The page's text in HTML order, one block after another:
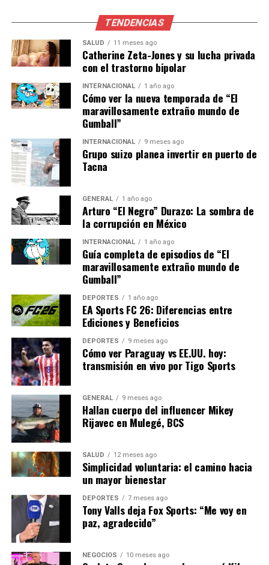
Además, estudios recientes han demostrado que las
vacunas son efectivas contra las variantes del virus, lo
que refuerza la importancia de vacunar a la mayor
cantidad de personas posible.
Implicaciones y Futuro
La expansión de la campaña de vacunación podría tener
escuelas y la recuperación económica del país. Con más
estudiantes vacunados, las escuelas pueden operar de
manera más segura, lo que a su vez permite a los padres
El gobierno también espera que una mayor tasa de
vacunación ayude a mitigar futuras olas de infecciones,
especialmente durante los meses de invierno. “Nuestro
objetivo es proteger a la población y asegurar que el
país pueda volver a la normalidad lo antes posible”,
Próximos Pasos
El gobierno ha establecido un cronograma para la
implementación de esta nueva fase de vacunación, que
comenzará en las principales ciudades antes de
expandirse a áreas rurales. Se han habilitado más
centros de vacunación y se ha lanzado una campaña de
concienciación para informar a los padres y jóvenes
sobre la importancia de la vacunación.
Con la esperanza de que estas medidas contribuyan a un
descenso en los casos de COVID-19, México se prepara
para un futuro más seguro y saludable. La comunidad
internacional observa de cerca, ya que el éxito de esta
campaña podría servir como modelo para otros países
en la región.
NOTICIAS RELACIONADAS:
TENDENCIAS
SALUD 11 meses ago
Catherine Zeta-Jones y su lucha privada
con el trastorno bipolar
INTERNACIONAL 1 año ago
Cómo ver la nueva temporada de “El
maravillosamente extraño mundo de
Gumball”
INTERNACIONAL 9 meses ago
Grupo suizo planea invertir en puerto de
Tacna
GENERAL 1 año ago
Arturo “El Negro” Durazo: La sombra de
la corrupción en México
INTERNACIONAL 1 año ago
Guía completa de episodios de “El
maravillosamente extraño mundo de
Gumball”
DEPORTES 1 año ago
EA Sports FC 26: Diferencias entre
Ediciones y Beneficios
DEPORTES 9 meses ago
Cómo ver Paraguay vs EE.UU. hoy:
transmisión en vivo por Tigo Sports
GENERAL 9 meses ago
Hallan cuerpo del influencer Mikey
Rijavec en Mulegé, BCS
SALUD 12 meses ago
Simplicidad voluntaria: el camino hacia
un mayor bienestar
DEPORTES 7 meses ago
Tony Valls deja Fox Sports: “Me voy en
paz, agradecido”
NEGOCIOS 10 meses ago